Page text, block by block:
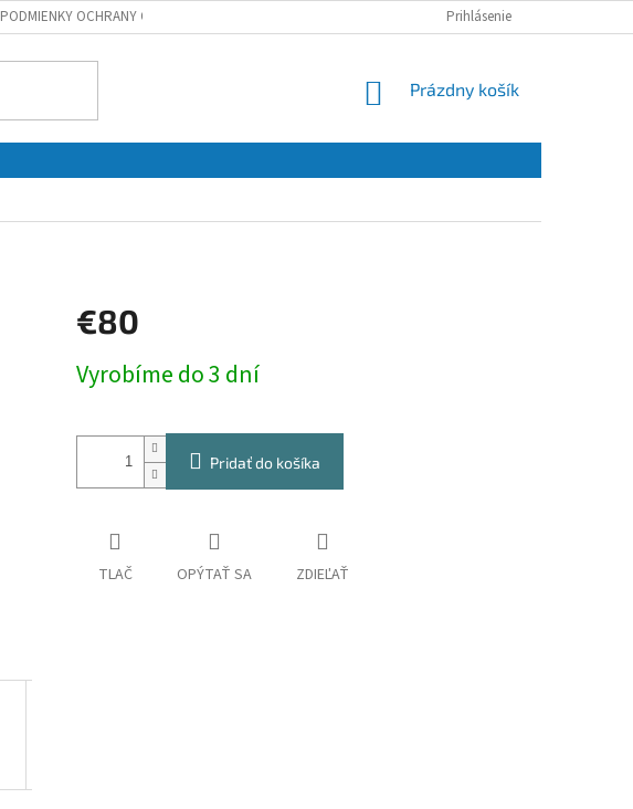
PODMIENKY OCHRANY OSOBNÝCH ÚDAJOV Prihlásenie
NÁKUPNÝ
Prázdny košík
€80
cena:
Vyrobíme do 3 dní
Pridať do košíka
TLAČ OPÝTAŤ SA ZDIEĽAŤ